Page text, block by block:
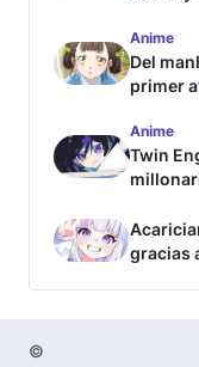
Anime
Del
primer
Anime
Twin
gracias
©